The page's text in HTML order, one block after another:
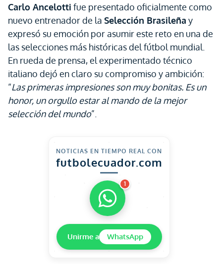
Carlo Ancelotti fue presentado oficialmente como
nuevo entrenador de la Selección Brasileña y
expresó su emoción por asumir este reto en una de
las selecciones más históricas del fútbol mundial.
En rueda de prensa, el experimentado técnico
italiano dejó en claro su compromiso y ambición:
“Las primeras impresiones son muy bonitas. Es un
honor, un orgullo estar al mando de la mejor
selección del mundo”.
NOTICIAS EN TIEMPO REAL CON
futbolecuador.com
1
Unirme a WhatsApp